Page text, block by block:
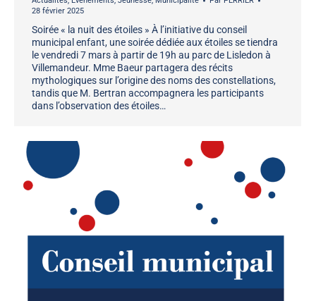
28 février 2025
Soirée « la nuit des étoiles » À l’initiative du conseil
municipal enfant, une soirée dédiée aux étoiles se tiendra
le vendredi 7 mars à partir de 19h au parc de Lisledon à
Villemandeur. Mme Baeur partagera des récits
mythologiques sur l’origine des noms des constellations,
tandis que M. Bertran accompagnera les participants
dans l’observation des étoiles…